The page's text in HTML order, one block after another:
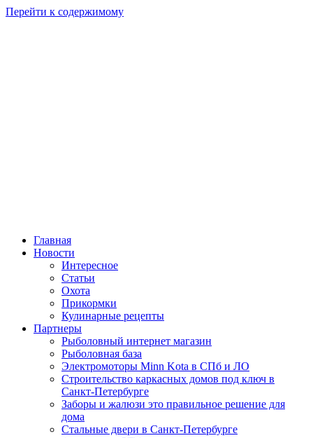
Перейти к содержимому
Главная
Новости
Интересное
Статьи
Охота
Прикормки
Кулинарные рецепты
Партнеры
Рыболовный интернет магазин
Рыболовная база
Электромоторы Minn Kota в СПб и ЛО
Строительство каркасных домов под ключ в
Санкт-Петербурге
Заборы и жалюзи это правильное решение для
дома
Стальные двери в Санкт-Петербурге